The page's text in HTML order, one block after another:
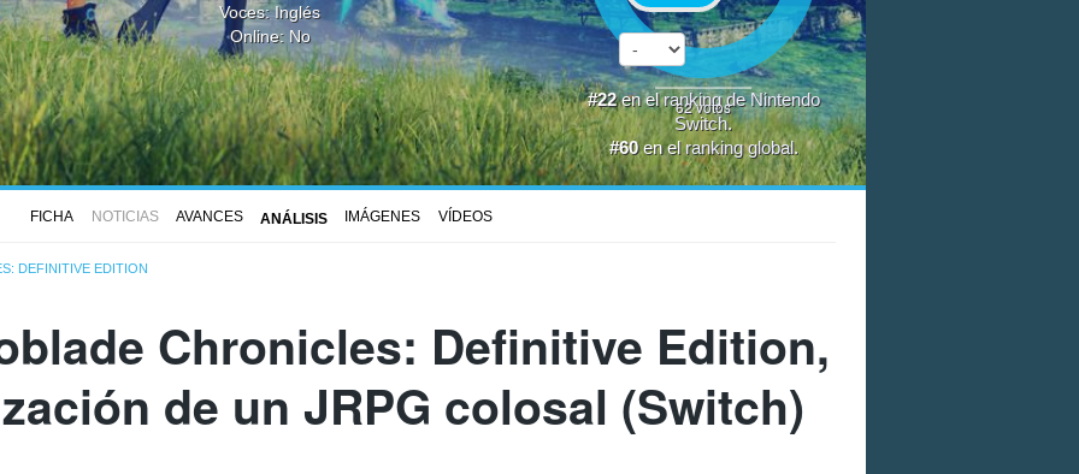
Voces: Inglés
Online: No
62votos
#22en elranking de Nintendo
Switch.
#60en elranking global.
FICHA NOTICIAS AVANCES ANÁLISIS IMÁGENES VÍDEOS
DEFINITIVE EDITION
Chronicles: Definitive Edition,
de un JRPG colosal (Switch)